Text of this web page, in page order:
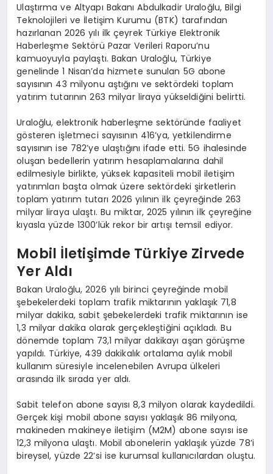
Ulaştırma ve Altyapı Bakanı Abdulkadir Uraloğlu, Bilgi
Teknolojileri ve İletişim Kurumu (BTK) tarafından
hazırlanan 2026 yılı ilk çeyrek Türkiye Elektronik
Haberleşme Sektörü Pazar Verileri Raporu’nu
kamuoyuyla paylaştı. Bakan Uraloğlu, Türkiye
genelinde 1 Nisan’da hizmete sunulan 5G abone
sayısının 43 milyonu aştığını ve sektördeki toplam
yatırım tutarının 263 milyar liraya yükseldiğini belirtti.
Uraloğlu, elektronik haberleşme sektöründe faaliyet
gösteren işletmeci sayısının 416’ya, yetkilendirme
sayısının ise 782’ye ulaştığını ifade etti. 5G ihalesinde
oluşan bedellerin yatırım hesaplamalarına dahil
edilmesiyle birlikte, yüksek kapasiteli mobil iletişim
yatırımları başta olmak üzere sektördeki şirketlerin
toplam yatırım tutarı 2026 yılının ilk çeyreğinde 263
milyar liraya ulaştı. Bu miktar, 2025 yılının ilk çeyreğine
kıyasla yüzde 1300’lük rekor bir artışı temsil ediyor.
Mobil İletişimde Türkiye Zirvede
Yer Aldı
Bakan Uraloğlu, 2026 yılı birinci çeyreğinde mobil
şebekelerdeki toplam trafik miktarının yaklaşık 71,8
milyar dakika, sabit şebekelerdeki trafik miktarının ise
1,3 milyar dakika olarak gerçekleştiğini açıkladı. Bu
dönemde toplam 73,1 milyar dakikayı aşan görüşme
yapıldı. Türkiye, 439 dakikalık ortalama aylık mobil
kullanım süresiyle incelenebilen Avrupa ülkeleri
arasında ilk sırada yer aldı.
Sabit telefon abone sayısı 8,3 milyon olarak kaydedildi.
Gerçek kişi mobil abone sayısı yaklaşık 86 milyona,
makineden makineye iletişim (M2M) abone sayısı ise
12,3 milyona ulaştı. Mobil abonelerin yaklaşık yüzde 78’i
bireysel, yüzde 22’si ise kurumsal kullanıcılardan oluştu.